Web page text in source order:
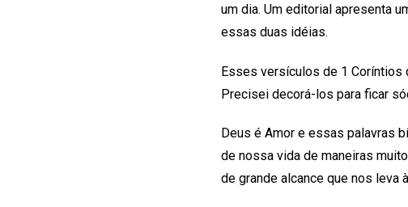
um dia. Um editorial apresenta
essas duas idéias.
Esses versículos de 1 Coríntios
Precisei decorá-los para ficar
Deus é Amor e essas palavras
de nossa vida de maneiras
de grande alcance que nos leva